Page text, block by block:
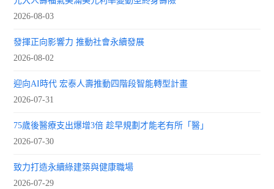
2026-08-03
發揮正向影響力 推動社會永續發展
2026-08-02
迎向AI時代 宏泰人壽推動四階段智能轉型計畫
2026-07-31
75歲後醫療支出爆增3倍 趁早規劃才能老有所「醫」
2026-07-30
致力打造永續綠建築與健康職場
2026-07-29